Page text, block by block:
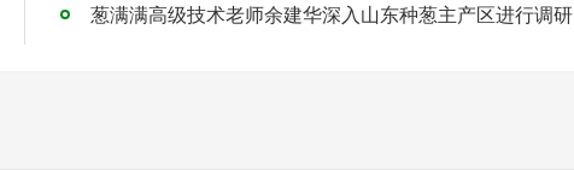
葱满满高级技术老师余建华深入山东种葱主产区进行调研